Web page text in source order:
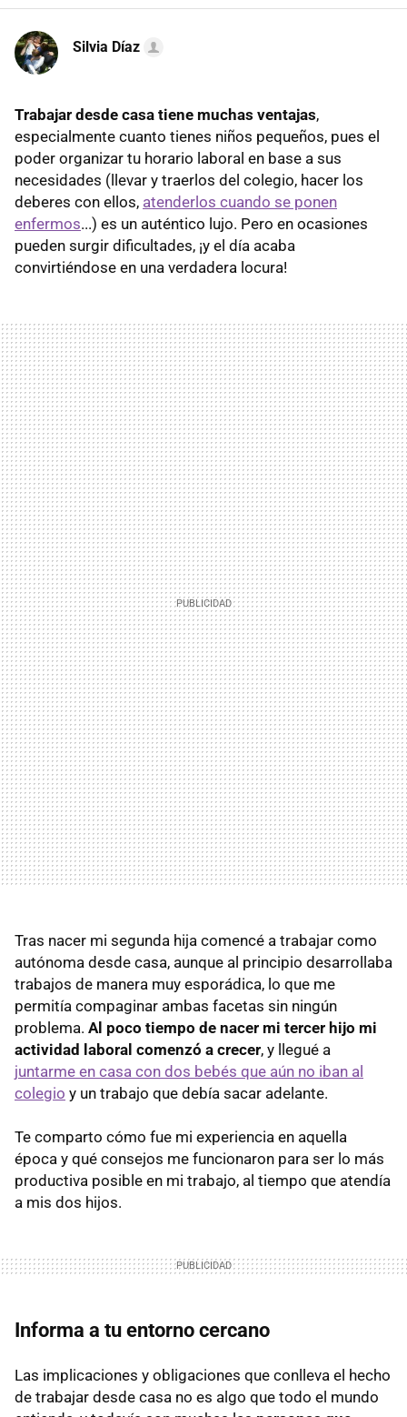
Silvia Díaz
Trabajar desde casa tiene muchas ventajas,
especialmente cuanto tienes niños pequeños, pues el
poder organizar tu horario laboral en base a sus
necesidades (llevar y traerlos del colegio, hacer los
deberes con ellos, atenderlos cuando se ponen
enfermos...) es un auténtico lujo. Pero en ocasiones
pueden surgir dificultades, ¡y el día acaba
convirtiéndose en una verdadera locura!
Tras nacer mi segunda hija comencé a trabajar como
autónoma desde casa, aunque al principio desarrollaba
trabajos de manera muy esporádica, lo que me
permitía compaginar ambas facetas sin ningún
problema. Al poco tiempo de nacer mi tercer hijo mi
actividad laboral comenzó a crecer, y llegué a
juntarme en casa con dos bebés que aún no iban al
colegio y un trabajo que debía sacar adelante.
Te comparto cómo fue mi experiencia en aquella
época y qué consejos me funcionaron para ser lo más
productiva posible en mi trabajo, al tiempo que atendía
a mis dos hijos.
Informa a tu entorno cercano
Las implicaciones y obligaciones que conlleva el hecho
de trabajar desde casa no es algo que todo el mundo